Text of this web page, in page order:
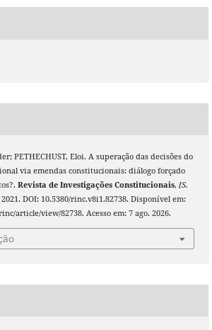
PETHECHUST, Eloi. A superação das decisões do
via emendas constitucionais: diálogo forçado
Revista de Investigações Constitucionais, [S.
2021. DOI: 10.5380/rinc.v8i1.82738. Disponível em:
article/view/82738. Acesso em: 7 ago. 2026.